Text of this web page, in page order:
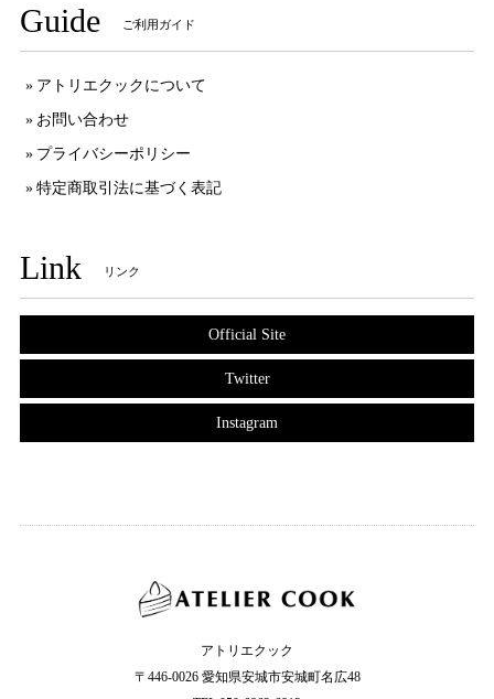
Guide ご利用ガイド
アトリエクックについて
お問い合わせ
プライバシーポリシー
特定商取引法に基づく表記
Link リンク
Official Site
Twitter
Instagram
アトリエクック
〒446-0026 愛知県安城市安城町名広48